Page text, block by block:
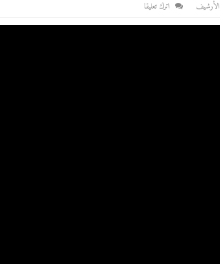
اﻷرشيف اترك تعليقا